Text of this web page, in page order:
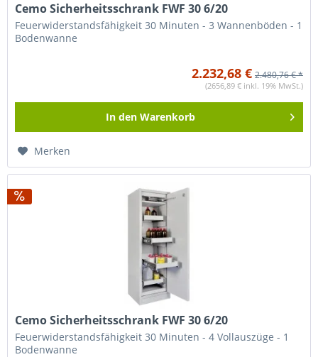
Cemo Sicherheitsschrank FWF 30 6/20
Feuerwiderstandsfähigkeit 30 Minuten - 3 Wannenböden - 1
Bodenwanne
2.232,68 € 2.480,76 € *
(2656,89 € inkl. 19% MwSt.)
In den Warenkorb
Merken
Cemo Sicherheitsschrank FWF 30 6/20
Feuerwiderstandsfähigkeit 30 Minuten - 4 Vollauszüge - 1
Bodenwanne